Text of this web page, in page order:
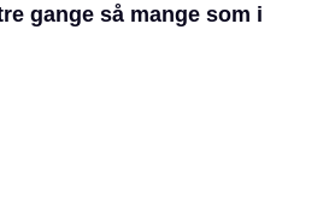
gange så mange som i